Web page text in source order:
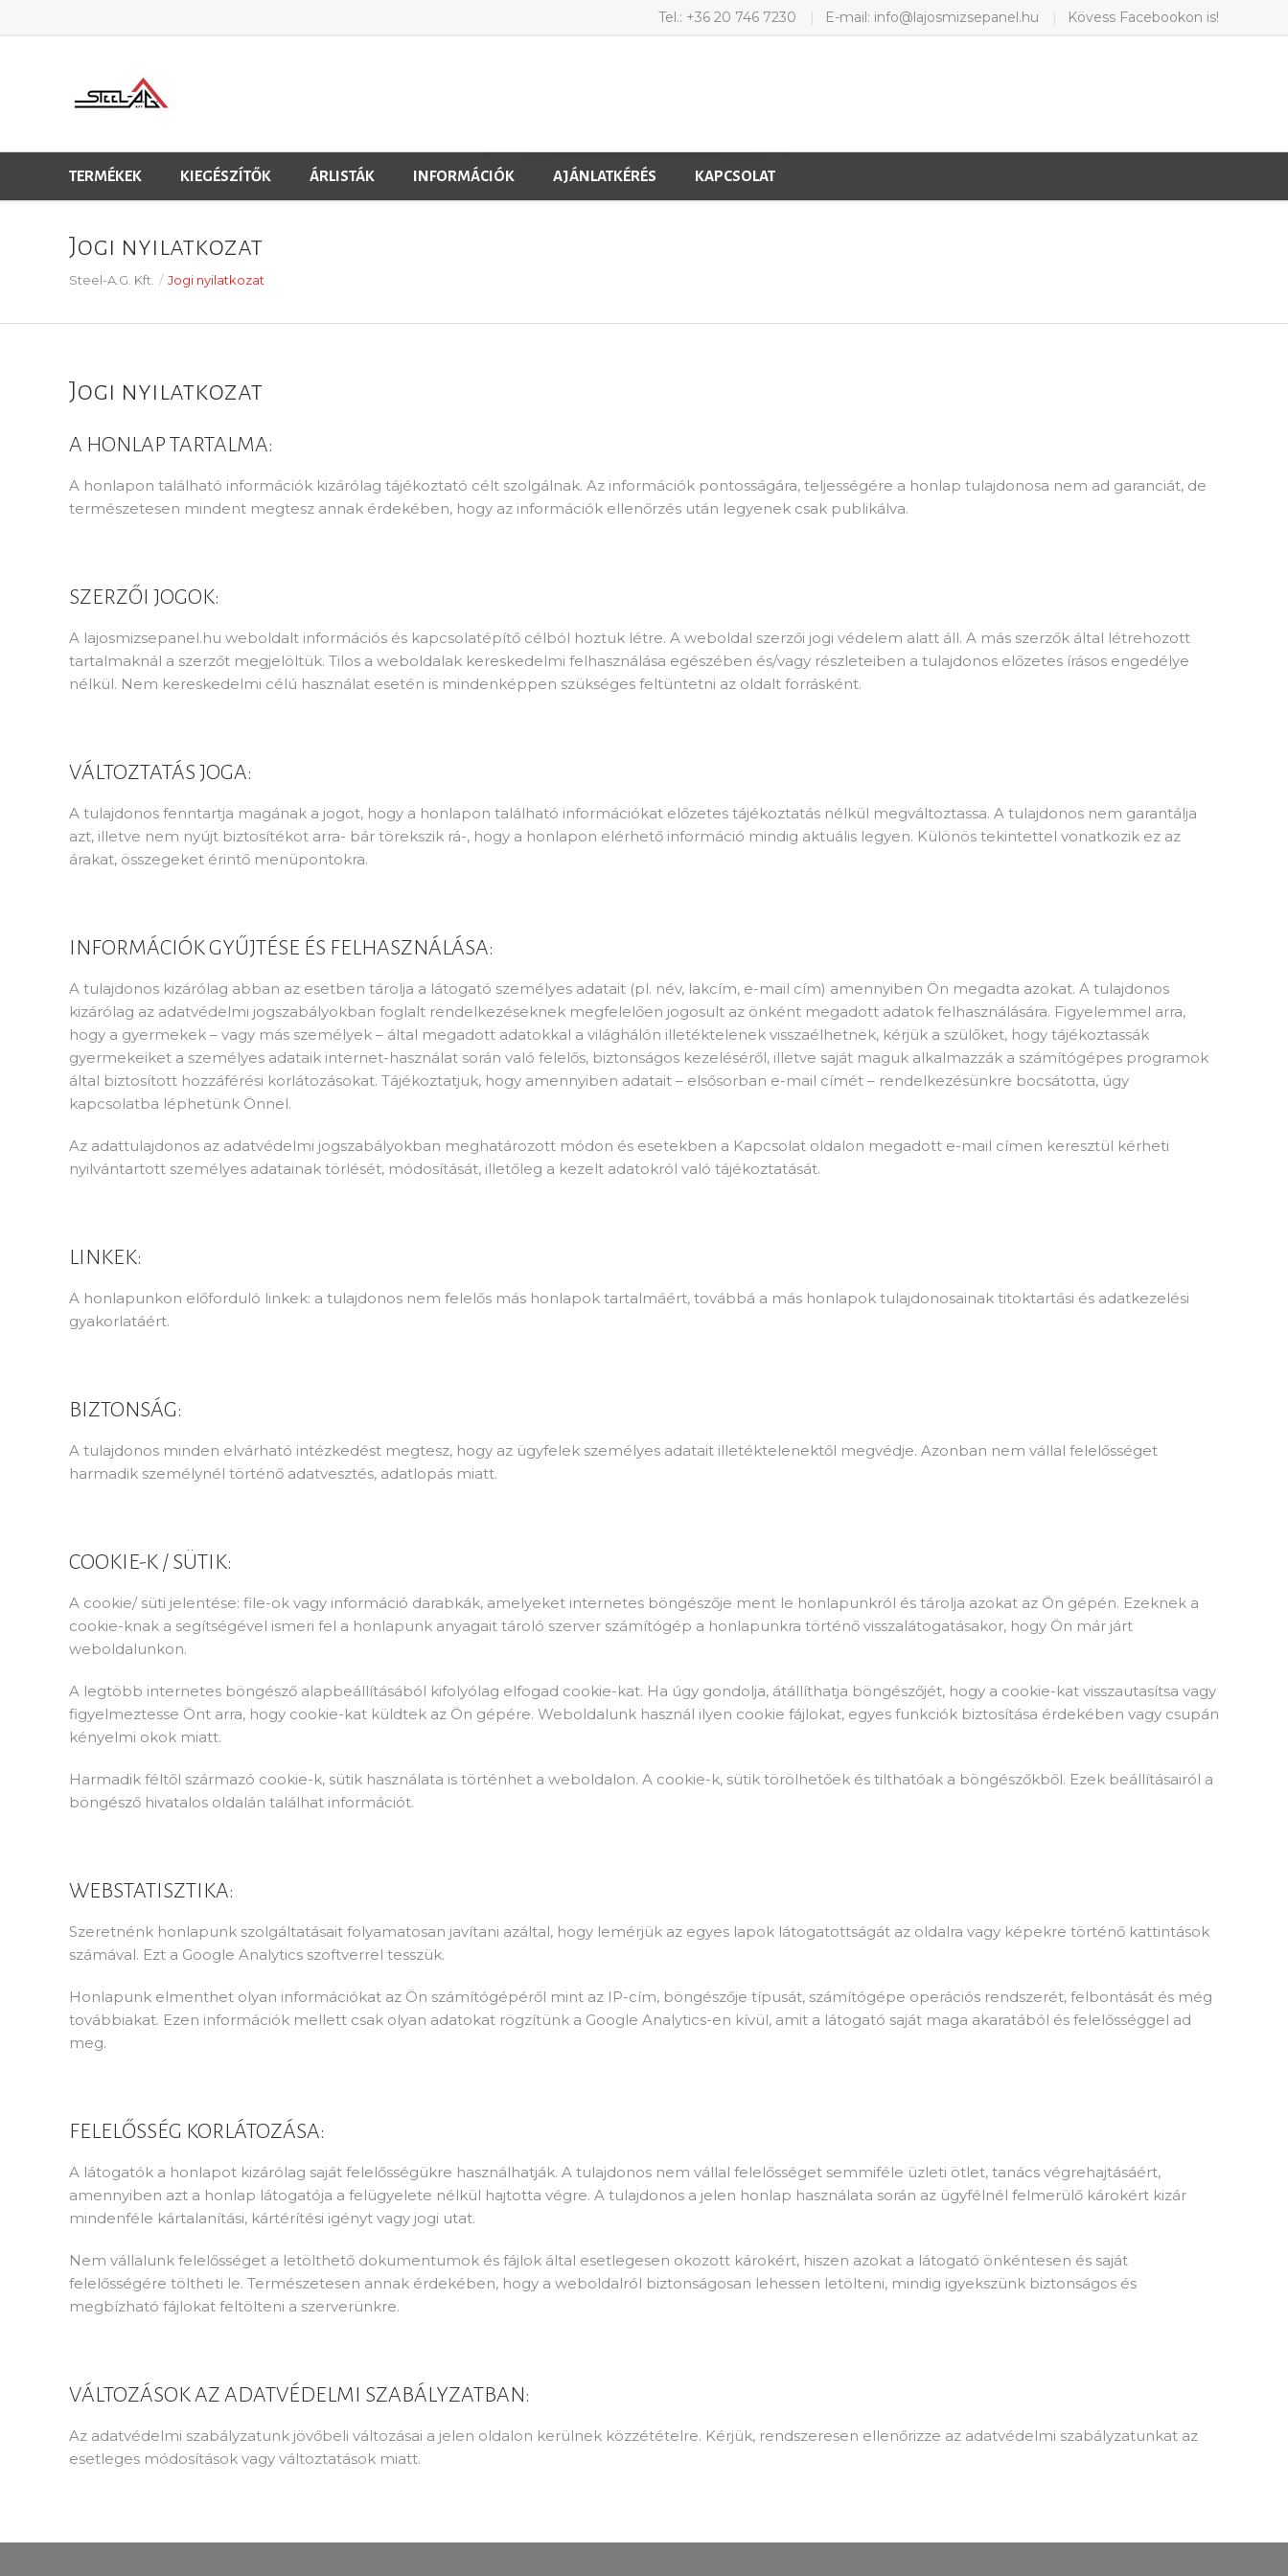
Tel.: +36 20 746 7230 E-mail: info@lajosmizsepanel.hu Kövess Facebookon is!
TERMÉKEK KIEGÉSZÍTŐK ÁRLISTÁK INFORMÁCIÓK AJÁNLATKÉRÉS KAPCSOLAT
Jogi nyilatkozat
Steel-A.G. Kft. / Jogi nyilatkozat
Jogi nyilatkozat
A HONLAP TARTALMA:
A honlapon található információk kizárólag tájékoztató célt szolgálnak. Az információk pontosságára, teljességére a honlap tulajdonosa nem ad garanciát, de
természetesen mindent megtesz annak érdekében, hogy az információk ellenőrzés után legyenek csak publikálva.
SZERZŐI JOGOK:
A lajosmizsepanel.hu weboldalt információs és kapcsolatépítő célból hoztuk létre. A weboldal szerzői jogi védelem alatt áll. A más szerzők által létrehozott
tartalmaknál a szerzőt megjelöltük. Tilos a weboldalak kereskedelmi felhasználása egészében és/vagy részleteiben a tulajdonos előzetes írásos engedélye
nélkül. Nem kereskedelmi célú használat esetén is mindenképpen szükséges feltüntetni az oldalt forrásként.
VÁLTOZTATÁS JOGA:
A tulajdonos fenntartja magának a jogot, hogy a honlapon található információkat előzetes tájékoztatás nélkül megváltoztassa. A tulajdonos nem garantálja
azt, illetve nem nyújt biztosítékot arra- bár törekszik rá-, hogy a honlapon elérhető információ mindig aktuális legyen. Különös tekintettel vonatkozik ez az
árakat, összegeket érintő menüpontokra.
INFORMÁCIÓK GYŰJTÉSE ÉS FELHASZNÁLÁSA:
A tulajdonos kizárólag abban az esetben tárolja a látogató személyes adatait (pl. név, lakcím, e-mail cím) amennyiben Ön megadta azokat. A tulajdonos
kizárólag az adatvédelmi jogszabályokban foglalt rendelkezéseknek megfelelően jogosult az önként megadott adatok felhasználására. Figyelemmel arra,
hogy a gyermekek – vagy más személyek – által megadott adatokkal a világhálón illetéktelenek visszaélhetnek, kérjük a szülőket, hogy tájékoztassák
gyermekeiket a személyes adataik internet-használat során való felelős, biztonságos kezeléséről, illetve saját maguk alkalmazzák a számítógépes programok
által biztosított hozzáférési korlátozásokat. Tájékoztatjuk, hogy amennyiben adatait – elsősorban e-mail címét – rendelkezésünkre bocsátotta, úgy
kapcsolatba léphetünk Önnel.
Az adattulajdonos az adatvédelmi jogszabályokban meghatározott módon és esetekben a Kapcsolat oldalon megadott e-mail címen keresztül kérheti
nyilvántartott személyes adatainak törlését, módosítását, illetőleg a kezelt adatokról való tájékoztatását.
LINKEK:
A honlapunkon előforduló linkek: a tulajdonos nem felelős más honlapok tartalmáért, továbbá a más honlapok tulajdonosainak titoktartási és adatkezelési
gyakorlatáért.
BIZTONSÁG:
A tulajdonos minden elvárható intézkedést megtesz, hogy az ügyfelek személyes adatait illetéktelenektől megvédje. Azonban nem vállal felelősséget
harmadik személynél történő adatvesztés, adatlopás miatt.
COOKIE-K / SÜTIK:
A cookie/ süti jelentése: file-ok vagy információ darabkák, amelyeket internetes böngészője ment le honlapunkról és tárolja azokat az Ön gépén. Ezeknek a
cookie-knak a segítségével ismeri fel a honlapunk anyagait tároló szerver számítógép a honlapunkra történő visszalátogatásakor, hogy Ön már járt
weboldalunkon.
A legtöbb internetes böngésző alapbeállításából kifolyólag elfogad cookie-kat. Ha úgy gondolja, átállíthatja böngészőjét, hogy a cookie-kat visszautasítsa vagy
figyelmeztesse Önt arra, hogy cookie-kat küldtek az Ön gépére. Weboldalunk használ ilyen cookie fájlokat, egyes funkciók biztosítása érdekében vagy csupán
kényelmi okok miatt.
Harmadik féltől származó cookie-k, sütik használata is történhet a weboldalon. A cookie-k, sütik törölhetőek és tilthatóak a böngészőkből. Ezek beállításairól a
böngésző hivatalos oldalán találhat információt.
WEBSTATISZTIKA:
Szeretnénk honlapunk szolgáltatásait folyamatosan javítani azáltal, hogy lemérjük az egyes lapok látogatottságát az oldalra vagy képekre történő kattintások
számával. Ezt a Google Analytics szoftverrel tesszük.
Honlapunk elmenthet olyan információkat az Ön számítógépéről mint az IP-cím, böngészője típusát, számítógépe operációs rendszerét, felbontását és még
továbbiakat. Ezen információk mellett csak olyan adatokat rögzítünk a Google Analytics-en kívül, amit a látogató saját maga akaratából és felelősséggel ad
meg.
FELELŐSSÉG KORLÁTOZÁSA:
A látogatók a honlapot kizárólag saját felelősségükre használhatják. A tulajdonos nem vállal felelősséget semmiféle üzleti ötlet, tanács végrehajtásáért,
amennyiben azt a honlap látogatója a felügyelete nélkül hajtotta végre. A tulajdonos a jelen honlap használata során az ügyfélnél felmerülő károkért kizár
mindenféle kártalanítási, kártérítési igényt vagy jogi utat.
Nem vállalunk felelősséget a letölthető dokumentumok és fájlok által esetlegesen okozott károkért, hiszen azokat a látogató önkéntesen és saját
felelősségére töltheti le. Természetesen annak érdekében, hogy a weboldalról biztonságosan lehessen letölteni, mindig igyekszünk biztonságos és
megbízható fájlokat feltölteni a szerverünkre.
VÁLTOZÁSOK AZ ADATVÉDELMI SZABÁLYZATBAN:
Az adatvédelmi szabályzatunk jövőbeli változásai a jelen oldalon kerülnek közzétételre. Kérjük, rendszeresen ellenőrizze az adatvédelmi szabályzatunkat az
esetleges módosítások vagy változtatások miatt.